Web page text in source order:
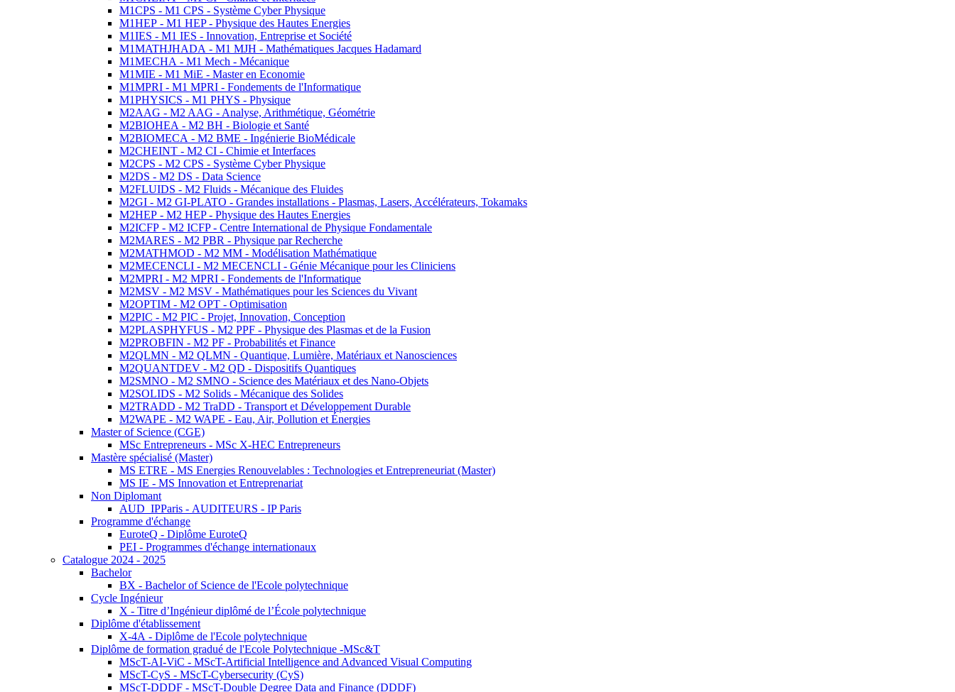
M1CPS - M1 CPS - Système Cyber Physique
M1HEP - M1 HEP - Physique des Hautes Energies
M1IES - M1 IES - Innovation, Entreprise et Société
M1MATHJHADA - M1 MJH - Mathématiques Jacques Hadamard
M1MECHA - M1 Mech - Mécanique
M1MIE - M1 MiE - Master en Economie
M1MPRI - M1 MPRI - Fondements de l'Informatique
M1PHYSICS - M1 PHYS - Physique
M2AAG - M2 AAG - Analyse, Arithmétique, Géométrie
M2BIOHEA - M2 BH - Biologie et Santé
M2BIOMECA - M2 BME - Ingénierie BioMédicale
M2CHEINT - M2 CI - Chimie et Interfaces
M2CPS - M2 CPS - Système Cyber Physique
M2DS - M2 DS - Data Science
M2FLUIDS - M2 Fluids - Mécanique des Fluides
M2GI - M2 GI-PLATO - Grandes installations - Plasmas, Lasers, Accélérateurs, Tokamaks
M2HEP - M2 HEP - Physique des Hautes Energies
M2ICFP - M2 ICFP - Centre International de Physique Fondamentale
M2MARES - M2 PBR - Physique par Recherche
M2MATHMOD - M2 MM - Modélisation Mathématique
M2MECENCLI - M2 MECENCLI - Génie Mécanique pour les Cliniciens
M2MPRI - M2 MPRI - Fondements de l'Informatique
M2MSV - M2 MSV - Mathématiques pour les Sciences du Vivant
M2OPTIM - M2 OPT - Optimisation
M2PIC - M2 PIC - Projet, Innovation, Conception
M2PLASPHYFUS - M2 PPF - Physique des Plasmas et de la Fusion
M2PROBFIN - M2 PF - Probabilités et Finance
M2QLMN - M2 QLMN - Quantique, Lumière, Matériaux et Nanosciences
M2QUANTDEV - M2 QD - Dispositifs Quantiques
M2SMNO - M2 SMNO - Science des Matériaux et des Nano-Objets
M2SOLIDS - M2 Solids - Mécanique des Solides
M2TRADD - M2 TraDD - Transport et Développement Durable
M2WAPE - M2 WAPE - Eau, Air, Pollution et Énergies
Master of Science (CGE)
MSc Entrepreneurs - MSc X-HEC Entrepreneurs
Mastère spécialisé (Master)
MS ETRE - MS Energies Renouvelables : Technologies et Entrepreneuriat (Master)
MS IE - MS Innovation et Entreprenariat
Non Diplomant
AUD_IPParis - AUDITEURS - IP Paris
Programme d'échange
EuroteQ - Diplôme EuroteQ
PEI - Programmes d'échange internationaux
Catalogue 2024 - 2025
Bachelor
BX - Bachelor of Science de l'Ecole polytechnique
Cycle Ingénieur
X - Titre d’Ingénieur diplômé de l’École polytechnique
Diplôme d'établissement
X-4A - Diplôme de l'Ecole polytechnique
Diplôme de formation gradué de l'Ecole Polytechnique -MSc&T
MScT-AI-ViC - MScT-Artificial Intelligence and Advanced Visual Computing
MScT-CyS - MScT-Cybersecurity (CyS)
MScT-DDDF - MScT-Double Degree Data and Finance (DDDF)